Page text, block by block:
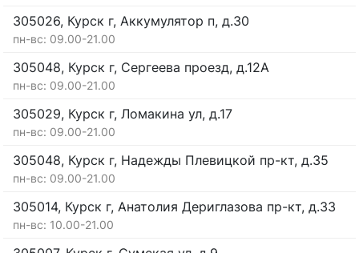
305026, Курск г, Аккумулятор п, д.30
пн-вс: 09.00-21.00
305048, Курск г, Сергеева проезд, д.12А
пн-вс: 09.00-21.00
305029, Курск г, Ломакина ул, д.17
пн-вс: 09.00-21.00
305048, Курск г, Надежды Плевицкой пр-кт, д.35
пн-вс: 09.00-21.00
305014, Курск г, Анатолия Дериглазова пр-кт, д.33
пн-вс: 10.00-21.00